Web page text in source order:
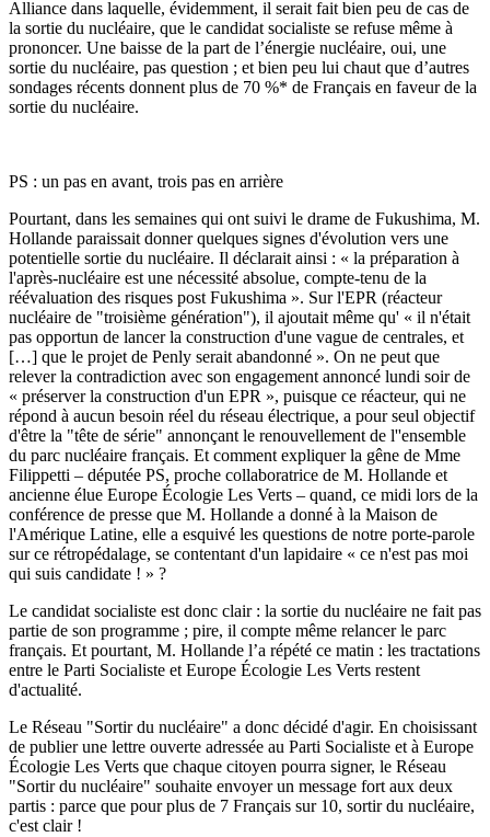
Alliance dans laquelle, évidemment, il serait fait bien peu de cas de
la sortie du nucléaire, que le candidat socialiste se refuse même à
prononcer. Une baisse de la part de l’énergie nucléaire, oui, une
sortie du nucléaire, pas question ; et bien peu lui chaut que d’autres
sondages récents donnent plus de 70 %* de Français en faveur de la
sortie du nucléaire.
PS : un pas en avant, trois pas en arrière
Pourtant, dans les semaines qui ont suivi le drame de Fukushima, M.
Hollande paraissait donner quelques signes d'évolution vers une
potentielle sortie du nucléaire. Il déclarait ainsi : « la préparation à
l'après-nucléaire est une nécessité absolue, compte-tenu de la
réévaluation des risques post Fukushima ». Sur l'EPR (réacteur
nucléaire de "troisième génération"), il ajoutait même qu' « il n'était
pas opportun de lancer la construction d'une vague de centrales, et
[…] que le projet de Penly serait abandonné ». On ne peut que
relever la contradiction avec son engagement annoncé lundi soir de
« préserver la construction d'un EPR », puisque ce réacteur, qui ne
répond à aucun besoin réel du réseau électrique, a pour seul objectif
d'être la "tête de série" annonçant le renouvellement de l''ensemble
du parc nucléaire français. Et comment expliquer la gêne de Mme
Filippetti – députée PS, proche collaboratrice de M. Hollande et
ancienne élue Europe Écologie Les Verts – quand, ce midi lors de la
conférence de presse que M. Hollande a donné à la Maison de
l'Amérique Latine, elle a esquivé les questions de notre porte-parole
sur ce rétropédalage, se contentant d'un lapidaire « ce n'est pas moi
qui suis candidate ! » ?
Le candidat socialiste est donc clair : la sortie du nucléaire ne fait pas
partie de son programme ; pire, il compte même relancer le parc
français. Et pourtant, M. Hollande l’a répété ce matin : les tractations
entre le Parti Socialiste et Europe Écologie Les Verts restent
d'actualité.
Le Réseau "Sortir du nucléaire" a donc décidé d'agir. En choisissant
de publier une lettre ouverte adressée au Parti Socialiste et à Europe
Écologie Les Verts que chaque citoyen pourra signer, le Réseau
"Sortir du nucléaire" souhaite envoyer un message fort aux deux
partis : parce que pour plus de 7 Français sur 10, sortir du nucléaire,
c'est clair !